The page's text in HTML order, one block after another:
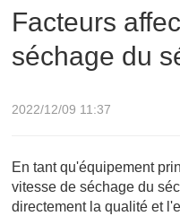
affectant la vitesse de
Facteurs
séchage du
2022/12/09 11:37
En tant qu'équipement
vitesse de séchage du
directement la qualité et